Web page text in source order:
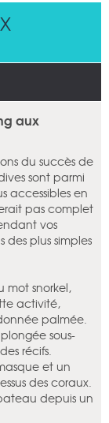
aux
du succès de
sont parmi
accessibles en
pas complet
vos
des plus simples
mot snorkel,
activité,
palmée.
sous-
récifs.
et un
des coraux.
depuis un